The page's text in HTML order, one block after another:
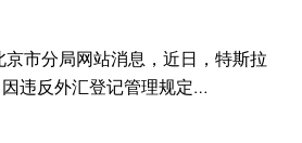
市分局网站消息，近日，特斯拉
违反外汇登记管理规定…